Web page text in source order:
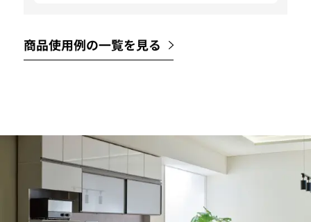
商品使用例の一覧を見る